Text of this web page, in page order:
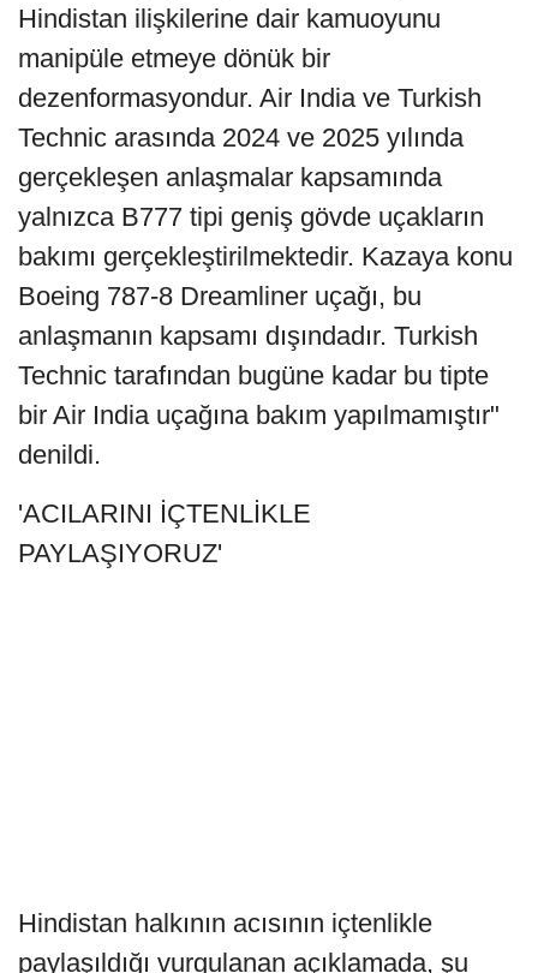
Hindistan ilişkilerine dair kamuoyunu
manipüle etmeye dönük bir
dezenformasyondur. Air India ve Turkish
Technic arasında 2024 ve 2025 yılında
gerçekleşen anlaşmalar kapsamında
yalnızca B777 tipi geniş gövde uçakların
bakımı gerçekleştirilmektedir. Kazaya konu
Boeing 787-8 Dreamliner uçağı, bu
anlaşmanın kapsamı dışındadır. Turkish
Technic tarafından bugüne kadar bu tipte
bir Air India uçağına bakım yapılmamıştır"
denildi.
'ACILARINI İÇTENLİKLE
PAYLAŞIYORUZ'
Hindistan halkının acısının içtenlikle
paylaşıldığı vurgulanan açıklamada, şu